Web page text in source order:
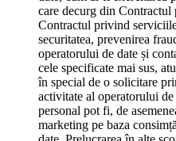
care decurg din
Contractul privind
securitatea, prevenirea
operatorului de date și
cele specificate mai sus,
în special de o solicitare
activitate al operatorului
personal pot fi, de
marketing pe baza